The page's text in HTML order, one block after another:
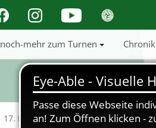
noch-mehr zum Turnen Chronik
17. Dezember 2012